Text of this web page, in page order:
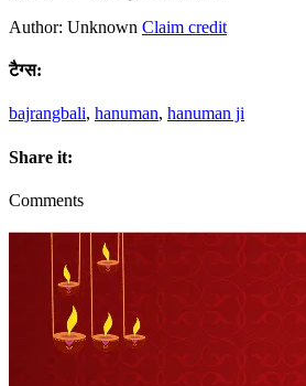
Author: Unknown Claim credit
टैग्स:
bajrangbali, hanuman, hanuman ji
Share it:
Comments